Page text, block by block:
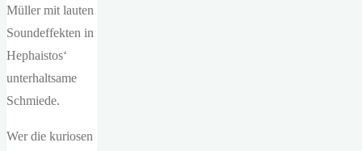
Müller mit lauten
Soundeffekten in
Hephaistos‘
unterhaltsame
Schmiede.
Wer die kuriosen